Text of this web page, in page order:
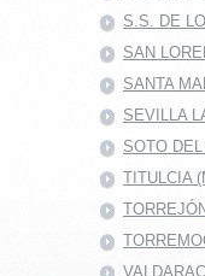
S.S. DE
SAN
SANTA
SEVILLA
SOTO
TITULCIA